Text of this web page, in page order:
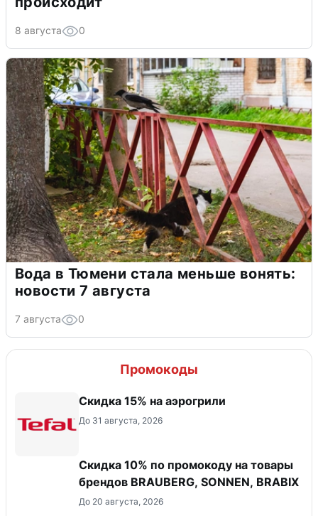
8 августа 0
Вода в Тюмени стала меньше вонять:
новости 7 августа
7 августа 0
Промокоды
Скидка 15% на аэрогрили
До 31 августа, 2026
Скидка 10% по промокоду на товары
брендов BRAUBERG, SONNEN, BRABIX
До 20 августа, 2026